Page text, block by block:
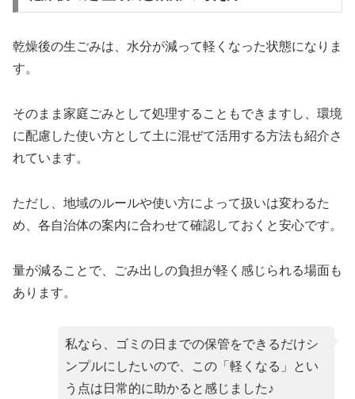
乾燥後の生ごみは、水分が減って軽くなった状態になりま
す。
そのまま家庭ごみとして処理することもできますし、環境
に配慮した使い方として土に混ぜて活用する方法も紹介さ
れています。
ただし、地域のルールや使い方によって扱いは変わるた
め、各自治体の案内に合わせて確認しておくと安心です。
量が減ることで、ごみ出しの負担が軽く感じられる場面も
あります。
私なら、ゴミの日までの保管をできるだけシ
ンプルにしたいので、この「軽くなる」とい
う点は日常的に助かると感じました♪